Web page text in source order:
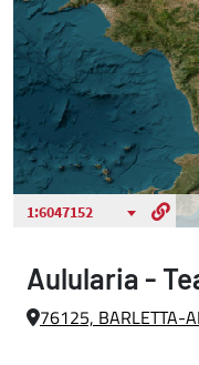
Aulularia -
76125, BARLETTA-